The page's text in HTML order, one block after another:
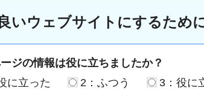
いウェブサイトにするため
ジの情報は役に立ちましたか？
に立った
2：ふつう 3：役に